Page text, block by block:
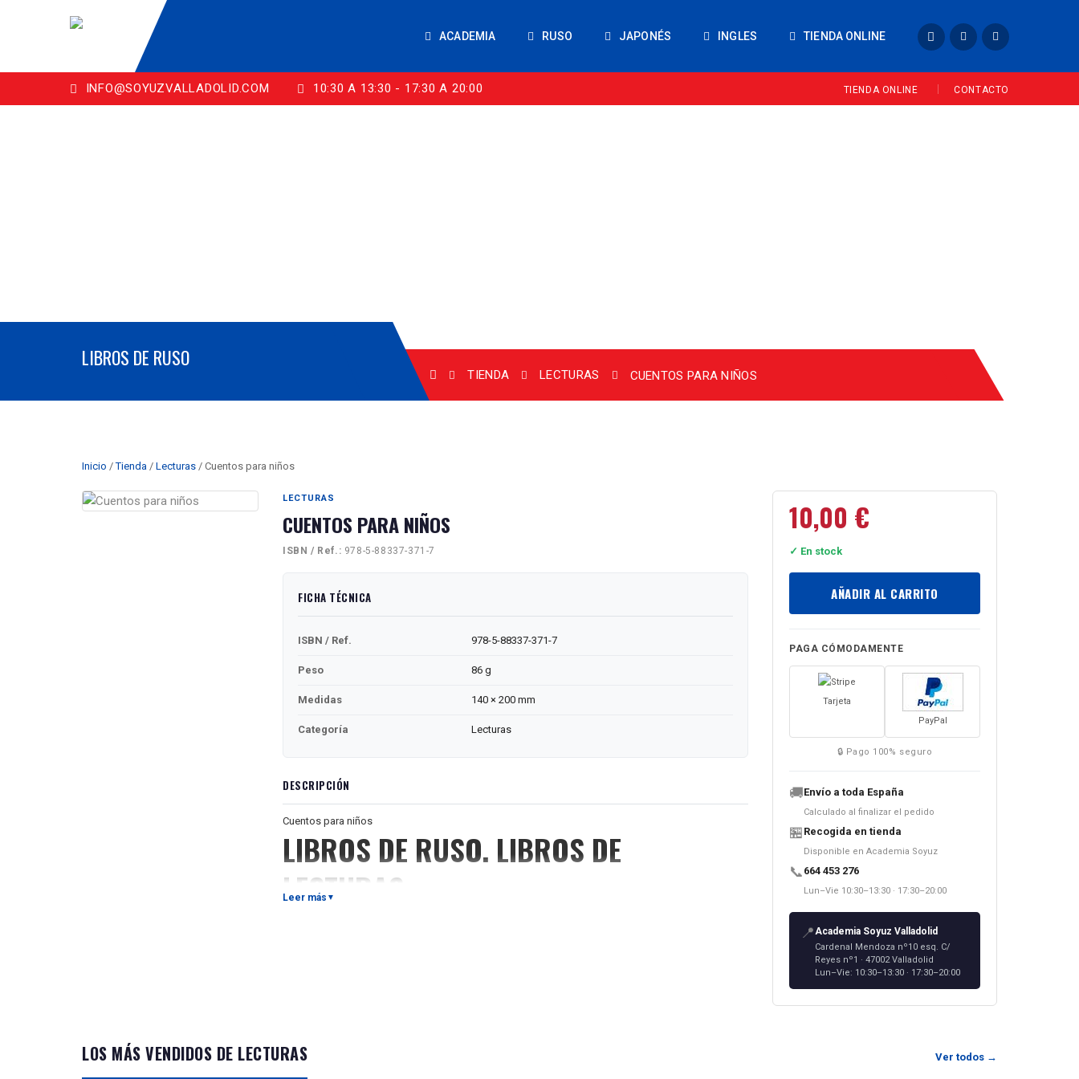
ACADEMIA RUSO JAPONÉS INGLES TIENDA ONLINE
INFO@SOYUZVALLADOLID.COM 10:30 A 13:30 - 17:30 A 20:00 TIENDA ONLINE CONTACTO
TIENDA LECTURAS CUENTOS PARA NIÑOS
Inicio /Tienda / Lecturas / Cuentos para niños
LECTURAS
CUENTOS PARA NIÑOS
ISBN / Ref.: 978-5-88337-371-7
FICHA TÉCNICA
ISBN / Ref. 978-5-88337-371-7
Peso 86 g
Medidas 140 × 200 mm
Categoría Lecturas
DESCRIPCIÓN
Cuentos para niños
LIBROS DE RUSO. LIBROS DE
LECTURAS
В книге представлены рассказы для детей известного русского писателя первой половины
Leer más ▼
10,00 €
✓ En stock
AÑADIR AL CARRITO
PAGA CÓMODAMENTE
Tarjeta
PayPal
🔒 Pago 100% seguro
🚚Envío a toda España
Calculado al finalizar el pedido
🏪 Recogida en tienda
Disponible en Academia Soyuz
📞 664 453 276
Lun–Vie 10:30–13:30 · 17:30–20:00
📍Academia Soyuz Valladolid
Cardenal Mendoza nº10 esq. C/
Reyes nº1 · 47002 Valladolid
Lun–Vie: 10:30–13:30 · 17:30–20:00
LOS MÁS VENDIDOS DE LECTURAS Ver todos →